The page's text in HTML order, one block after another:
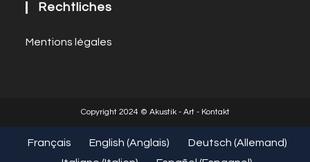
Rechtliches
Mentions légales
Copyright 2024 © Akustik - Art - Kontakt
Français English (Anglais) Deutsch (Allemand)